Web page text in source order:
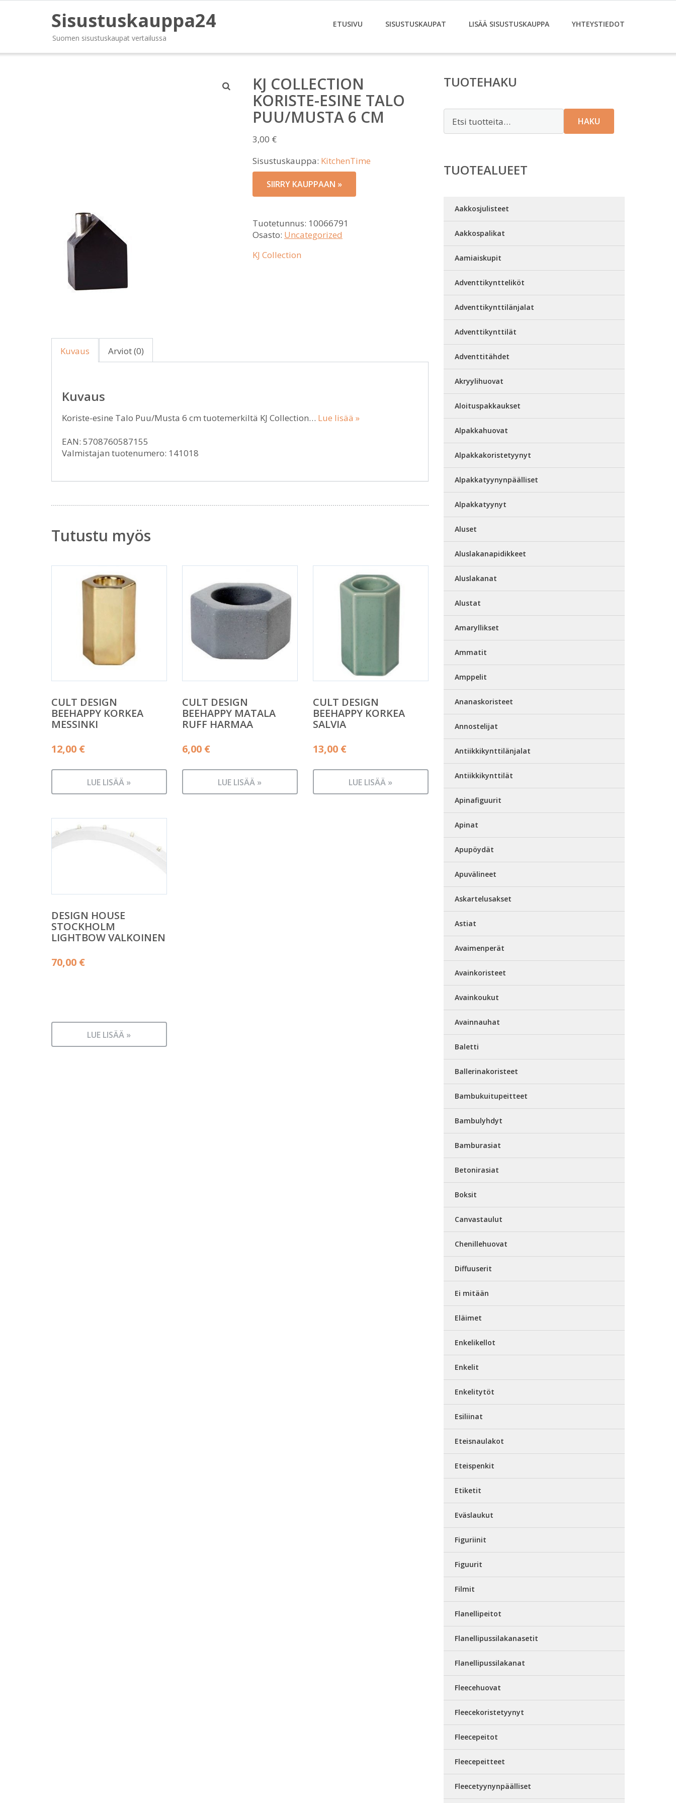
Sisustuskauppa24
Suomen sisustuskaupat vertailussa
ETUSIVU SISUSTUSKAUPAT LISÄÄ SISUSTUSKAUPPA YHTEYSTIEDOT
KJ COLLECTION
KORISTE-ESINE TALO
PUU/MUSTA 6 CM
3,00 €
Sisustuskauppa: KitchenTime
SIIRRY KAUPPAAN »
Tuotetunnus: 10066791
Osasto: Uncategorized
KJ Collection
Kuvaus Arviot (0)
Kuvaus
Koriste-esine Talo Puu/Musta 6 cm tuotemerkiltä KJ Collection… Lue lisää »
EAN: 5708760587155
Valmistajan tuotenumero: 141018
Tutustu myös
CULT DESIGN
BEEHAPPY KORKEA
MESSINKI
12,00 €
LUE LISÄÄ »
CULT DESIGN
BEEHAPPY MATALA
RUFF HARMAA
6,00 €
LUE LISÄÄ »
CULT DESIGN
BEEHAPPY KORKEA
SALVIA
13,00 €
LUE LISÄÄ »
DESIGN HOUSE
STOCKHOLM
LIGHTBOW VALKOINEN
70,00 €
LUE LISÄÄ »
TUOTEHAKU
HAKU
TUOTEALUEET
Aakkosjulisteet
Aakkospalikat
Aamiaiskupit
Adventtikyntteliköt
Adventtikynttilänjalat
Adventtikynttilät
Adventtitähdet
Akryylihuovat
Aloituspakkaukset
Alpakkahuovat
Alpakkakoristetyynyt
Alpakkatyynynpäälliset
Alpakkatyynyt
Aluset
Aluslakanapidikkeet
Aluslakanat
Alustat
Amaryllikset
Ammatit
Amppelit
Ananaskoristeet
Annostelijat
Antiikkikynttilänjalat
Antiikkikynttilät
Apinafiguurit
Apinat
Apupöydät
Apuvälineet
Askartelusakset
Astiat
Avaimenperät
Avainkoristeet
Avainkoukut
Avainnauhat
Baletti
Ballerinakoristeet
Bambukuitupeitteet
Bambulyhdyt
Bamburasiat
Betonirasiat
Boksit
Canvastaulut
Chenillehuovat
Diffuuserit
Ei mitään
Eläimet
Enkelikellot
Enkelit
Enkelitytöt
Esiliinat
Eteisnaulakot
Eteispenkit
Etiketit
Eväslaukut
Figuriinit
Figuurit
Filmit
Flanellipeitot
Flanellipussilakanasetit
Flanellipussilakanat
Fleecehuovat
Fleecekoristetyynyt
Fleecepeitot
Fleecepeitteet
Fleecetyynynpäälliset